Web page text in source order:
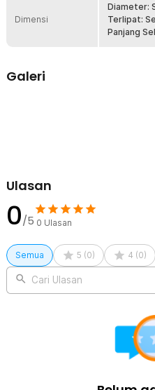
hingga latihan otot harian.
Gym ball ini menggunakan detail
Multifungsi untuk Berbagai
Bola yoga dapat digunakan
dari yoga, pilates fitness, HIIT,
Gym ball membantu
digunakan untuk latihan
Fitness ball menjadi
maupun wanita.
Material PVC Tebal dan Fleksibel
fleksibel untuk berbagai gerakan
pecah atau berubah bentuk
rutin dengan tekanan tinggi. Bola
untuk latihan keseimbangan
PVC membuat fitness ball lebih
Dimensi
Diameter:
Terlipat:
Panjang
Galeri
Ulasan
0/5 0 Ulasan
Semua 5 (0) 4 (0)
Cari Ulasan